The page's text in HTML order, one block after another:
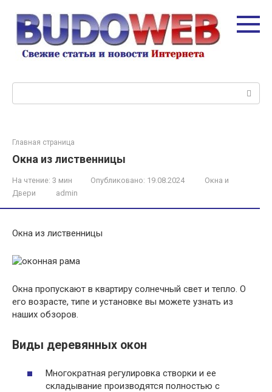
контенту
Главная страница
Окна из лиственницы
На чтение: 3 мин Опубликовано: 19.08.2024
Окна и
Двери
admin
Окна из лиственницы
Окна пропускают в квартиру солнечный свет и тепло. О
его возрасте, типе и установке вы можете узнать из
наших обзоров.
Виды деревянных окон
Многократная регулировка створки и ее
складывание производятся полностью с